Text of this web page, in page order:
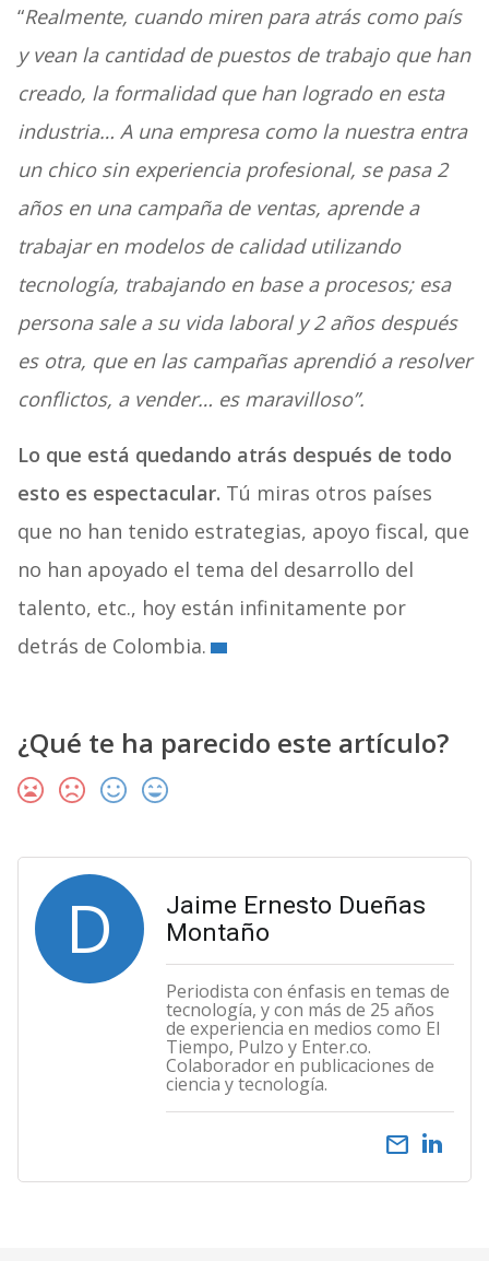
“Realmente, cuando miren para atrás como país
y vean la cantidad de puestos de trabajo que han
creado, la formalidad que han logrado en esta
industria… A una empresa como la nuestra entra
un chico sin experiencia profesional, se pasa 2
años en una campaña de ventas, aprende a
trabajar en modelos de calidad utilizando
tecnología, trabajando en base a procesos; esa
persona sale a su vida laboral y 2 años después
es otra, que en las campañas aprendió a resolver
conflictos, a vender… es maravilloso”.
Lo que está quedando atrás después de todo
esto es espectacular. Tú miras otros países
que no han tenido estrategias, apoyo fiscal, que
no han apoyado el tema del desarrollo del
talento, etc., hoy están infinitamente por
detrás de Colombia.
¿Qué te ha parecido este artículo?
D
Jaime Ernesto Dueñas
Montaño
Periodista con énfasis en temas de
tecnología, y con más de 25 años
de experiencia en medios como El
Tiempo, Pulzo y Enter.co.
Colaborador en publicaciones de
ciencia y tecnología.
email